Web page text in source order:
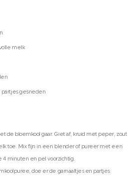
melk
partjes gesneden
de bloemkool gaar. Giet af, kruid met peper, zout
toe. Mix fijn in een blender of pureer met een
4 minuten en pel voorzichtig.
doe er de garnaaltjes en partjes